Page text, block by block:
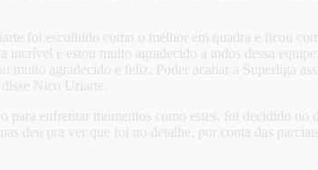
foi escolhido como o melhor em quadra e ficou
e estou muito agradecido a todos dessa
muito agradecido e feliz. Poder acabar a Superliga
Nico Uriarte.
enfrentar momentos como estes, foi decidido no
deu pra ver que foi no detalhe, por conta das